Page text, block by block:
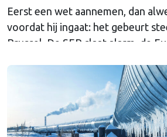
Eerst een wet aannemen, dan
voordat hij ingaat: het gebeurt
Brussel. De SER slaat alarm, de